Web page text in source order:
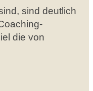
sind deutlich
die von